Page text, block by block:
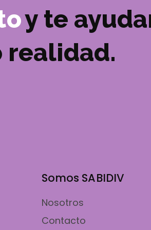
y te
realidad.
Somos SABIDIV
Nosotros
Contacto